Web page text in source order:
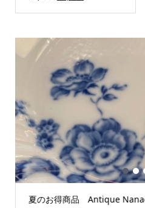
夏のお得商品 Antique
1 2